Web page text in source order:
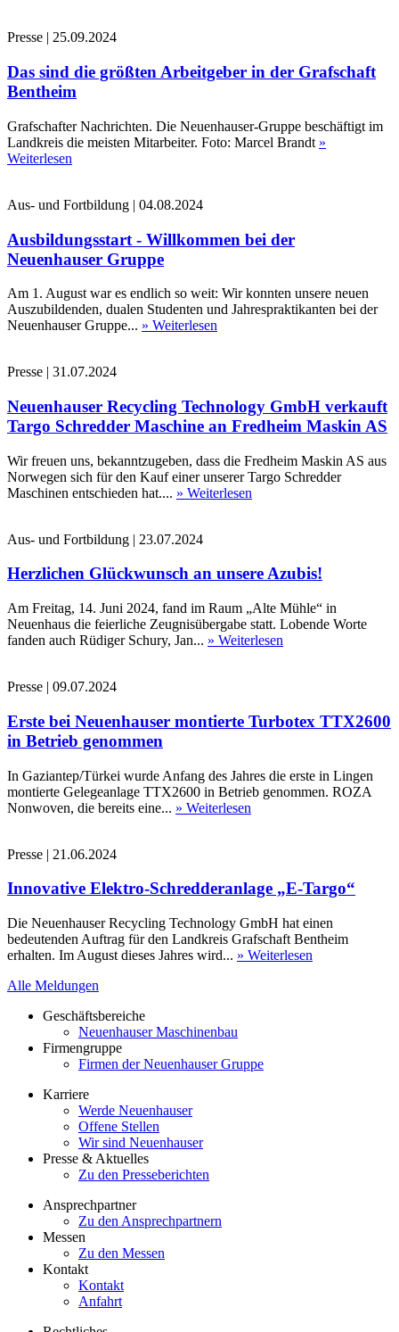
Presse | 25.09.2024
Das sind die größten Arbeitgeber in der Grafschaft
Bentheim
Grafschafter Nachrichten. Die Neuenhauser-Gruppe beschäftigt im
Landkreis die meisten Mitarbeiter. Foto: Marcel Brandt »
Weiterlesen
Aus- und Fortbildung | 04.08.2024
Ausbildungsstart - Willkommen bei der
Neuenhauser Gruppe
Am 1. August war es endlich so weit: Wir konnten unsere neuen
Auszubildenden, dualen Studenten und Jahrespraktikanten bei der
Neuenhauser Gruppe... » Weiterlesen
Presse | 31.07.2024
Neuenhauser Recycling Technology GmbH verkauft
Targo Schredder Maschine an Fredheim Maskin AS
Wir freuen uns, bekanntzugeben, dass die Fredheim Maskin AS aus
Norwegen sich für den Kauf einer unserer Targo Schredder
Maschinen entschieden hat.... » Weiterlesen
Aus- und Fortbildung | 23.07.2024
Herzlichen Glückwunsch an unsere Azubis!
Am Freitag, 14. Juni 2024, fand im Raum „Alte Mühle“ in
Neuenhaus die feierliche Zeugnisübergabe statt. Lobende Worte
fanden auch Rüdiger Schury, Jan... » Weiterlesen
Presse | 09.07.2024
Erste bei Neuenhauser montierte Turbotex TTX2600
in Betrieb genommen
In Gaziantep/Türkei wurde Anfang des Jahres die erste in Lingen
montierte Gelegeanlage TTX2600 in Betrieb genommen. ROZA
Nonwoven, die bereits eine... » Weiterlesen
Presse | 21.06.2024
Innovative Elektro-Schredderanlage „E-Targo“
Die Neuenhauser Recycling Technology GmbH hat einen
bedeutenden Auftrag für den Landkreis Grafschaft Bentheim
erhalten. Im August dieses Jahres wird... » Weiterlesen
Alle Meldungen
Geschäftsbereiche
Neuenhauser Maschinenbau
Firmengruppe
Firmen der Neuenhauser Gruppe
Karriere
Werde Neuenhauser
Offene Stellen
Wir sind Neuenhauser
Presse & Aktuelles
Zu den Presseberichten
Ansprechpartner
Zu den Ansprechpartnern
Messen
Zu den Messen
Kontakt
Kontakt
Anfahrt